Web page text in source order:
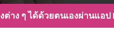
ง ๆ ได้ด้วยตนเองผ่านแอป